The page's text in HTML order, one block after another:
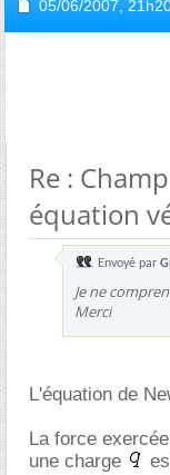
05/06/2007,
Re :
équation
Envoyé par
Je ne
Merci
L'équation de
La force
une charge